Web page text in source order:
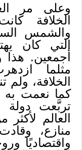
وعلى مر
الخلافة
والشمس
التي كان
أجمعين. هذا
مثلما
الخلافة، ولم
كما نعمت به
تربَّعت دولة
العالم
منازع،
واقتصاديًا